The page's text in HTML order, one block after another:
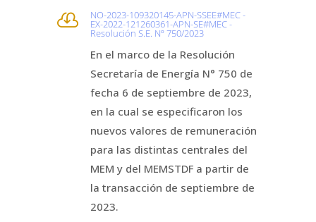
 NO-2023-109320145-APN-SSEE#MEC -
EX-2022-121260361-APN-SE#MEC -
Resolución S.E. Nº 750/2023
En el marco de la Resolución
Secretaría de Energía N° 750 de
fecha 6 de septiembre de 2023,
en la cual se especificaron los
nuevos valores de remuneración
para las distintas centrales del
MEM y del MEMSTDF a partir de
la transacción de septiembre de
2023.